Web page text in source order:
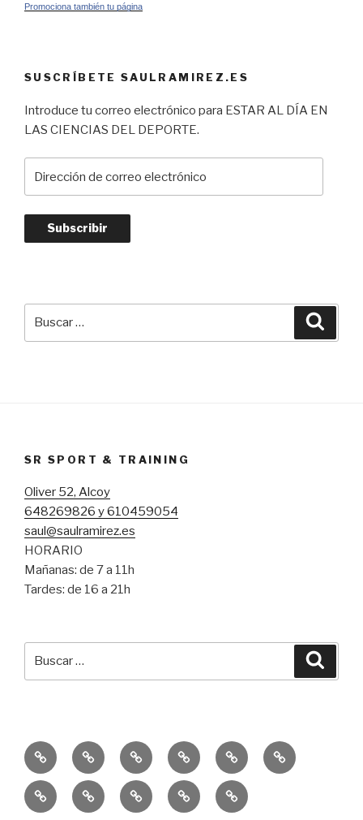
Promociona también tu página
SUSCRÍBETE SAULRAMIREZ.ES
Introduce tu correo electrónico para ESTAR AL DÍA EN
LAS CIENCIAS DEL DEPORTE.
electrónico
Subscribir
SR SPORT & TRAINING
Oliver 52, Alcoy
648269826 y 610459054
saul@saulramirez.es
HORARIO
Mañanas: de 7 a 11h
Tardes: de 16 a 21h
Inicio
Entrenamiento
Personal
Entrenamiento
Funcional
ConsejosServicioEquipo
SR
Educación
Física
Publicaciones
–
10k
Solidaria
Un
Reto
Sprint
Trail